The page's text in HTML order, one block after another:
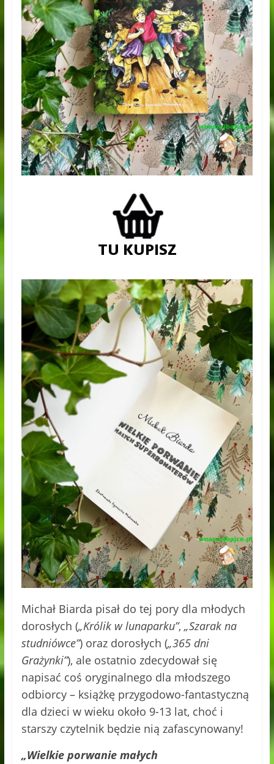
Michał Biarda pisał do tej pory dla młodych
dorosłych („Królik w lunaparku”, „Szarak na
studniówce”) oraz dorosłych („365 dni
Grażynki”), ale ostatnio zdecydował się
napisać coś oryginalnego dla młodszego
odbiorcy – książkę przygodowo-fantastyczną
dla dzieci w wieku około 9-13 lat, choć i
starszy czytelnik będzie nią zafascynowany!
„Wielkie porwanie małych